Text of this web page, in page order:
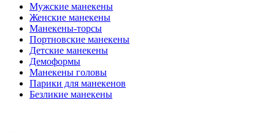
Мужские манекены
Женские манекены
Манекены-торсы
Портновские манекены
Детские манекены
Демоформы
Манекены головы
Парики для манекенов
Безликие манекены